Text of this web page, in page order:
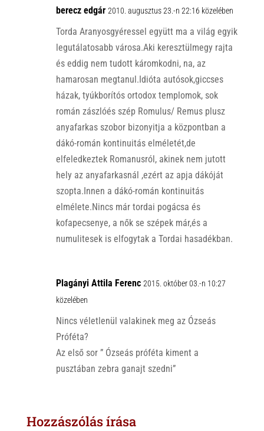
berecz edgár 2010. augusztus 23.-n 22:16 közelében
Torda Aranyosgyéressel együtt ma a világ egyik
legutálatosabb városa.Aki keresztülmegy rajta
és eddig nem tudott káromkodni, na, az
hamarosan megtanul.Idióta autósok,giccses
házak, tyúkborítós ortodox templomok, sok
román zászlóés szép Romulus/ Remus plusz
anyafarkas szobor bizonyitja a központban a
dákó-román kontinuitás elméletét,de
elfeledkeztek Romanusról, akinek nem jutott
hely az anyafarkasnál ,ezért az apja dákóját
szopta.Innen a dákó-román kontinuitás
elmélete.Nincs már tordai pogácsa és
kofapecsenye, a nők se szépek már,és a
numulitesek is elfogytak a Tordai hasadékban.
Plagányi Attila Ferenc 2015. október 03.-n 10:27
közelében
Nincs véletlenül valakinek meg az Ózseás
Próféta?
Az első sor ” Ózseás próféta kiment a
pusztában zebra ganajt szedni”
Hozzászólás írása